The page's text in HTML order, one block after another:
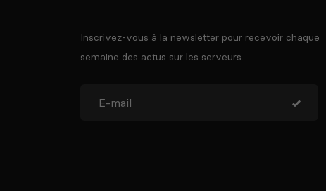
Inscrivez-vous à la newsletter pour recevoir chaque
semaine des actus sur les serveurs.